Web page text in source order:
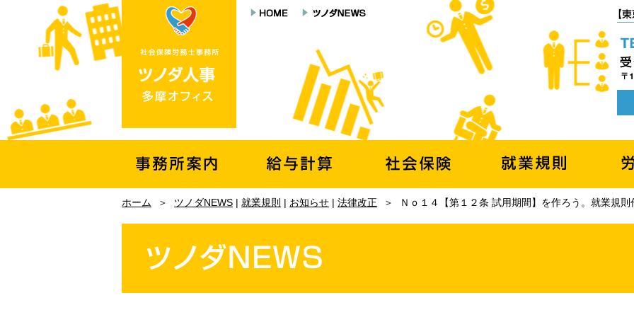
ホーム ＞ ツノダNEWS | 就業規則 | お知らせ | 法律改正 ＞ Ｎｏ１４【第１２条 試用期間】を作ろう。就業規則